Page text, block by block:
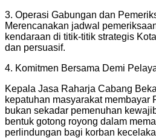
​3. Operasi Gabungan dan
Merencanakan jadwal
kendaraan di titik-titik strategis
dan persuasif.
​​4. Komitmen Bersama Demi
​Kepala Jasa Raharja Cabang
kepatuhan masyarakat membayar
bukan sekadar pemenuhan
bentuk gotong royong dalam
perlindungan bagi korban